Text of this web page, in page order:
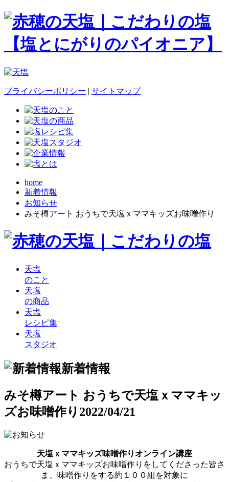
プライバシーポリシー | サイトマップ
home
新着情報
お知らせ
みそ樽アート おうちで天塩ｘママキッズお味噌作り
天塩
のこと
天塩
の商品
天塩
レシピ集
天塩
スタジオ
新着情報
みそ樽アート おうちで天塩ｘママキッ
ズお味噌作り 2022/04/21
天塩ｘママキッズ味噌作りオンライン講座
おうちで天塩ｘママキッズお味噌作りをしてくださった皆さ
ま、味噌作りをする約１００組を対象に